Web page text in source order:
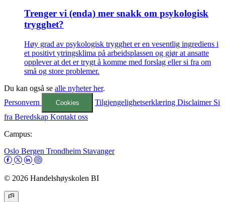
Trenger vi (enda) mer snakk om psykologisk
trygghet?
Høy grad av psykologisk trygghet er en vesentlig ingrediens i
et positivt ytringsklima på arbeidsplassen og gjør at ansatte
opplever at det er trygt å komme med forslag eller si fra om
små og store problemer.
Du kan også se alle nyheter her.
Personvern
Cookies TilgjengelighetserklæringDisclaimer Si
fra Beredskap Kontakt oss
Campus:
Oslo Bergen Trondheim Stavanger
© 2026 Handelshøyskolen BI